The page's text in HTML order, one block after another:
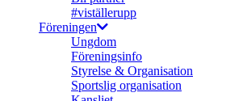
#viställerupp
Föreningen
Ungdom
Föreningsinfo
Styrelse & Organisation
Sportslig organisation